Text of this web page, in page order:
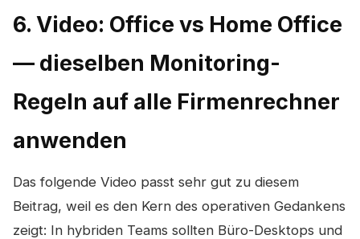
6. Video: Office vs Home Office
— dieselben Monitoring-
Regeln auf alle Firmenrechner
anwenden
Das folgende Video passt sehr gut zu diesem
Beitrag, weil es den Kern des operativen Gedankens
zeigt: In hybriden Teams sollten Büro-Desktops und